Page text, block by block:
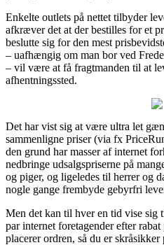
Enkelte outlets på nettet tilbyder
afkræver det at der bestilles for et
beslutte sig for den mest
– uafhængig om man bor ved
– vil være at få fragtmanden til at
afhentningssted.
Det har vist sig at være ultra let
sammenligne priser (via fx
den grund har masser af internet
nedbringe udsalgspriserne på
og piger, og ligeledes til herrer og
nogle gange frembyde gebyrfri
Men det kan til hver en tid vise sig
par internet foretagender efter
placerer ordren, så du er